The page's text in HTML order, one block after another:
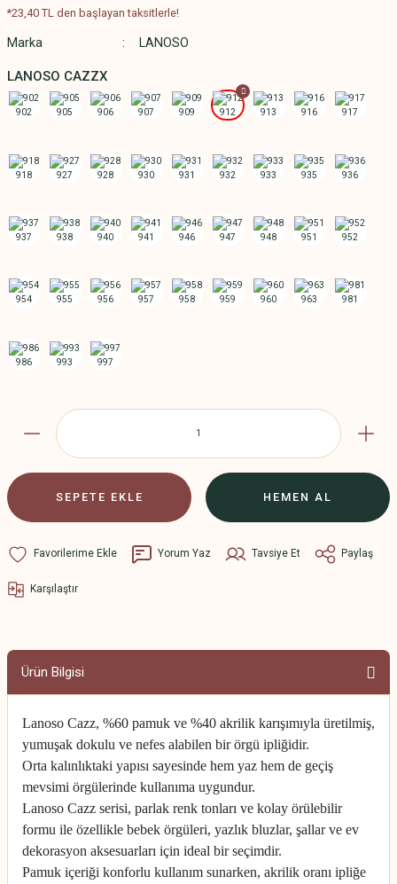
*23,40 TL den başlayan taksitlerle!
Marka LANOSO
LANOSO CAZZX
SEPETE EKLE HEMEN AL
Yorum Yaz Tavsiye Et Paylaş
Karşılaştır
Ürün Bilgisi
Lanoso Cazz, %60 pamuk ve %40 akrilik karışımıyla üretilmiş,
yumuşak dokulu ve nefes alabilen bir örgü ipliğidir.
Orta kalınlıktaki yapısı sayesinde hem yaz hem de geçiş
mevsimi örgülerinde kullanıma uygundur.
Lanoso Cazz serisi, parlak renk tonları ve kolay örülebilir
formu ile özellikle bebek örgüleri, yazlık bluzlar, şallar ve ev
dekorasyon aksesuarları için ideal bir seçimdir.
Pamuk içeriği konforlu kullanım sunarken, akrilik oranı ipliğe